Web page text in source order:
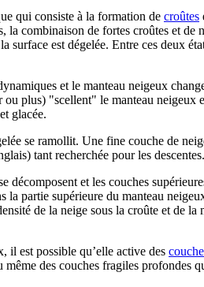
qui consiste à la formation de croûtes
combinaison de fortes croûtes et de
est dégelée. Entre ces deux
et le manteau neigeux
plus) "scellent" le manteau neigeux
glacée.
se ramollit. Une fine couche de
tant recherchée pour les descentes.
décomposent et les couches
partie supérieure du manteau
de la neige sous la croûte et de
il est possible qu’elle active des
des couches fragiles profondes